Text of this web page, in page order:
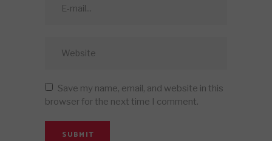
Save my name, email, and website in this
browser for the next time I comment.
SUBMIT